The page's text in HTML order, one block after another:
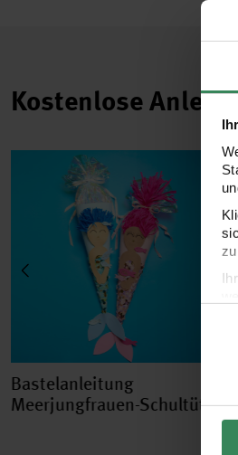
Kostenlose
Bastelanleitung
Meerjungfrauen-Schultüte